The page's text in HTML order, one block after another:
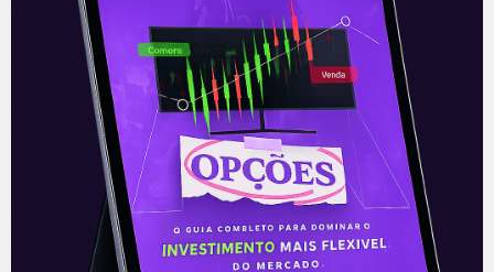
E EU COM ISSO